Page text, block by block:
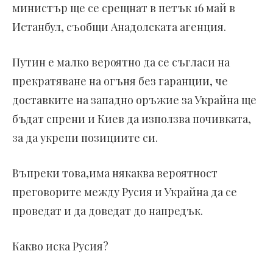
министър ще се срещнат в петък 16 май в
Истанбул, съобщи Анадолската агенция.
Путин е малко вероятно да се съгласи на
прекратяване на огъня без гаранции, че
доставките на западно оръжие за Украйна ще
бъдат спрени и Киев да използва почивката,
за да укрепи позициите си.
Въпреки това,има някаква вероятност
преговорите между Русия и Украйна да се
проведат и да доведат до напредък.
Какво иска Русия?